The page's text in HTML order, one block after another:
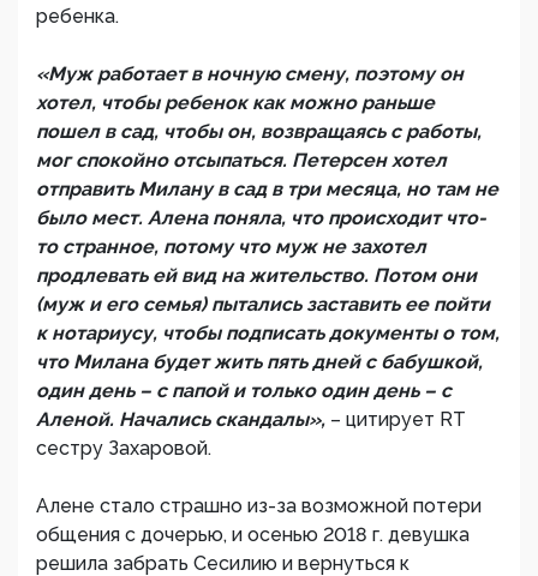
ребенка.
«Муж работает в ночную смену, поэтому он
хотел, чтобы ребенок как можно раньше
пошел в сад, чтобы он, возвращаясь с работы,
мог спокойно отсыпаться. Петерсен хотел
отправить Милану в сад в три месяца, но там не
было мест. Алена поняла, что происходит что-
то странное, потому что муж не захотел
продлевать ей вид на жительство. Потом они
(муж и его семья) пытались заставить ее пойти
к нотариусу, чтобы подписать документы о том,
что Милана будет жить пять дней с бабушкой,
один день – с папой и только один день – с
Аленой. Начались скандалы», – цитирует RT
сестру Захаровой.
Алене стало страшно из-за возможной потери
общения с дочерью, и осенью 2018 г. девушка
решила забрать Сесилию и вернуться к